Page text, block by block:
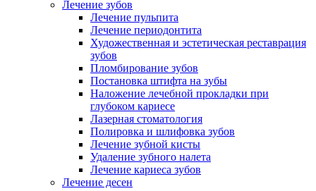
Лечение зубов
Лечение пульпита
Лечение периодонтита
Художественная и эстетическая реставрация
зубов
Пломбирование зубов
Постановка штифта на зубы
Наложение лечебной прокладки при
глубоком кариесе
Лазерная стоматология
Полировка и шлифовка зубов
Лечение зубной кисты
Удаление зубного налета
Лечение кариеса зубов
Лечение десен